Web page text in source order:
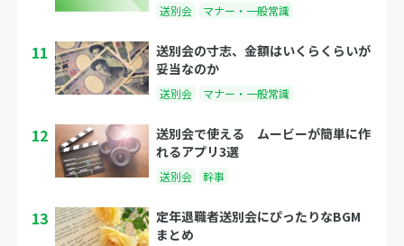
送別会 マナー・一般常識
11
送別会の寸志、金額はいくらくらいが
妥当なのか
送別会 マナー・一般常識
12
送別会で使える ムービーが簡単に作
れるアプリ3選
送別会 幹事
13
定年退職者送別会にぴったりなBGM
まとめ